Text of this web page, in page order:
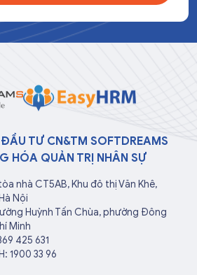
TƯ CN&TM SOFTDREAMS
HÓA QUẢN TRỊ NHÂN SỰ
nhà CT5AB, Khu đô thị Văn Khê,
Nội
Huỳnh Tấn Chùa, phường Đông
Minh
425 631
1900 33 96